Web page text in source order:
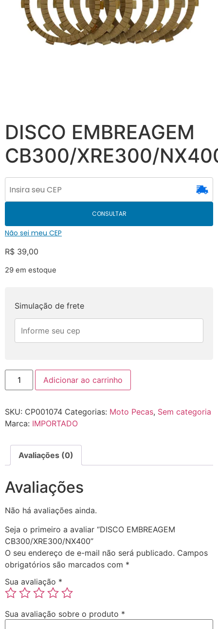
DISCO EMBREAGEM
CB300/XRE300/
CONSULTAR
Não sei meu CEP
R$ 39,00
29 em estoque
Simulação de frete
Adicionar ao carrinho
SKU: CP001074 Categorias: Moto Pecas, Sem categoria
Marca: IMPORTADO
Avaliações (0)
Avaliações
Não há avaliações ainda.
Seja o primeiro a avaliar “DISCO EMBREAGEM
CB300/XRE300/NX400”
O seu endereço de e-mail não será publicado. Campos
obrigatórios são marcados com *
Sua avaliação *
Sua avaliação sobre o produto *